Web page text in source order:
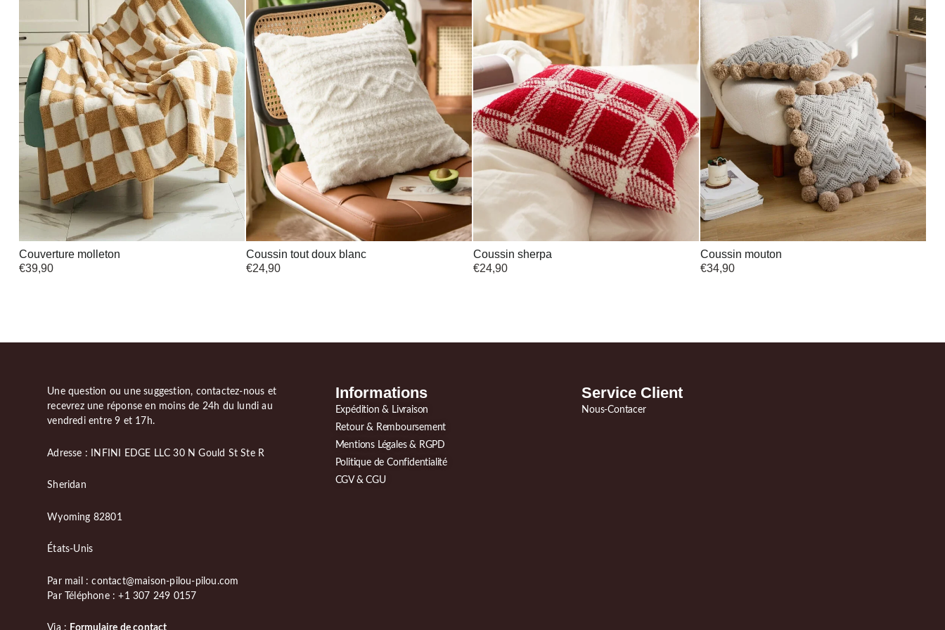
Couverture molleton
€39,90
Coussin tout doux blanc
€24,90
Coussin sherpa
€24,90
Coussin mouton
€34,90
Une question ou une suggestion, contactez-nous et
recevrez une réponse en moins de 24h du lundi au
vendredi entre 9 et 17h.
Adresse : INFINI EDGE LLC 30 N Gould St Ste R
Sheridan
Wyoming 82801
États-Unis
Par mail : contact@maison-pilou-pilou.com
Par Téléphone : +1 307 249 0157
Informations
Expédition & Livraison
Retour & Remboursement
Mentions Légales & RGPD
Politique de Confidentialité
CGV & CGU
Service Client
Nous-Contacer